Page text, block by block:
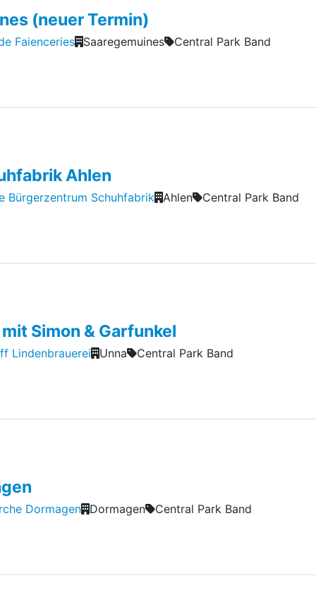
(neuer Termin)
Faienceries Saaregemuines Central Park Band
Ahlen
Bürgerzentrum Schuhfabrik Ahlen Central Park Band
Simon & Garfunkel
Lindenbrauerei Unna Central Park Band
Dormagen Dormagen Central Park Band